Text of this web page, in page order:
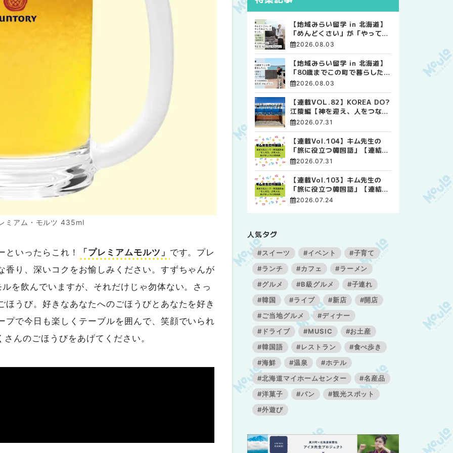
ミアム・モルツ 435ml
といったらこれ！ 「プレミアムモルツ」 です。プレ
香り、深いコクをお愉しみください。すずちゃんが
を飲んでいますが、それだけじゃ勿体ない。さっ
うび。好きなあなたへのごほうびとあなたを好き
プで今日も楽しくテーブルを囲んで、笑顔でいられ
んのごほうびをあげてください。
【地域みらい留学 in 北海道】
「めんどくさい」が「やってみ
よう」に変わった。 十勝の風
自由な高校生活
2026.08.03
【地域みらい留学 in 北海道】
「80歳までこの町で暮らした
い」 標津高校で踏み出した、
2026.08.03
【連載VOL.82】KOREA DO?
江陵編【神を迎え、人をつなぐ
時間 ― 江陵端午祭 】
2026.07.31
【連載Vol.104】キム先生の
「旅に役立つ韓国語」【連結語
尾について その4】
2026.07.31
【連載Vol.103】キム先生の
「旅に役立つ韓国語」【連結語
尾について その3】
2026.07.24
人気タグ
#スイーツ #イベント
#子育て
#ランチ
#カフェ
#ラーメン
#グルメ
#B級グルメ
#子連れ
#韓国
#ライブ #新店
#開店
#ご当地グルメ
#ディナー
#ドライブ
#MUSIC
#お土産
#韓国語
#レストラン
#食べ歩き
#海鮮
#温泉
#ホテル
#北海道マイホームセンター
#名産品
#洋菓子
#パン
#観光スポット
#外遊び